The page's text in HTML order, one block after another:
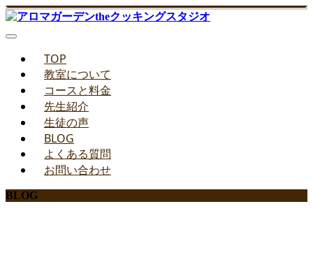
TOP
教室について
コースと料金
先生紹介
生徒の声
BLOG
よくある質問
お問い合わせ
BLOG